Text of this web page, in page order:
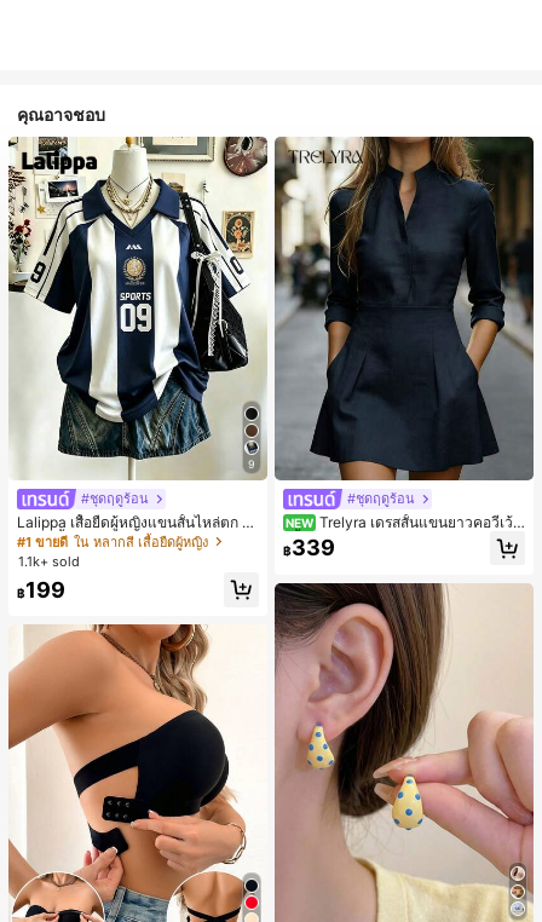
คุณอาจชอบ
9
#ชุดฤดูร้อน
Lalippa เสื้อยืดผู้หญิงแขนสั้นไหล่ตก ค
อวีปกเสื้อ ลายพิมพ์ดิจิทัลลายทาง สไตล์
สปอร์ตแฟชั่นมินิมอล ของขวัญสำหรับเ
#1 ขายดี ใน หลากสี เสื้อยืดผู้หญิง
1.1k+ sold
฿199
#ชุดฤดูร้อน
NEW Trelyra เดรสสั้นแขนยาวคอวีเว้า
สีพื้นสำหรับผู้หญิง
฿339